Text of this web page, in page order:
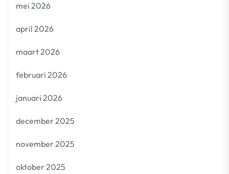
mei 2026
april 2026
maart 2026
februari 2026
januari 2026
december 2025
november 2025
oktober 2025